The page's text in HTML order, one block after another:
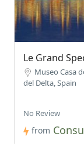
Le Grand
Museo Casa
del Delta, Spain
No Review
from